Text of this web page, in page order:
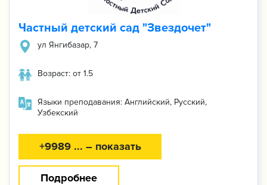
Частный детский сад "Звездочет"
ул Янгибазар, 7
Возраст: от 1.5
Языки преподавания: Английский, Русский,
Узбекский
+9989 ... – показать
Подробнее